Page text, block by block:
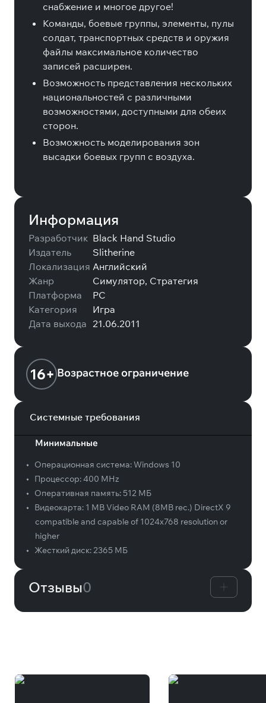
снабжение и многое другое!
Команды, боевые группы, элементы, пулы
солдат, транспортных средств и оружия
файлы максимальное количество
записей расширен.
Возможность представления нескольких
национальностей с различными
возможностями, доступными для обеих
сторон.
Возможность моделирования зон
высадки боевых групп с воздуха.
Информация
Разработчик Black Hand Studio
Издатель
Slitherine
Локализация Английский
Жанр
Симулятор, Стратегия
Платформа
PC
Категория
Игра
Дата выхода 21.06.2011
16+ Возрастное ограничение
Системные требования
Минимальные
• Операционная система:Windows 10
•
Процессор:400 MHz
•
Оперативная память: 512 МБ
•
Видеокарта: 1 MB Video RAM (8MB rec.) DirectX 9
compatible and capable of 1024x768 resolution or
higher
•
Жесткий диск:2365 МБ
Отзывы0